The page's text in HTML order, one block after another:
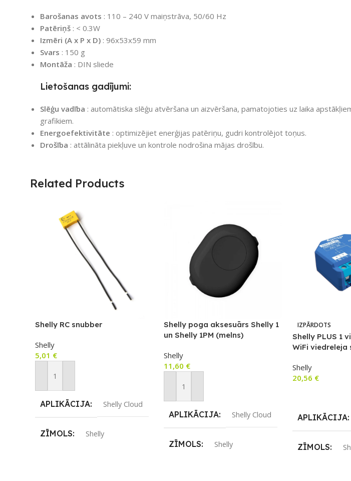
Barošanas avots : 110 – 240 V maiņstrāva, 50/60 Hz
Patēriņš : < 0.3W
Izmēri (A x P x D) : 96x53x59 mm
Svars : 150 g
Montāža : DIN sliede
Lietošanas gadījumi:
Slēģu vadība : automātiska slēģu atvēršana un aizvēršana, pamatojoties uz laika
grafikiem.
Energoefektivitāte : optimizējiet enerģijas patēriņu, gudri kontrolējot toņus.
Drošība : attālināta piekļuve un kontrole nodrošina mājas drošību.
Related Products
Shelly RC snubber
Shelly
5,01 €
Pievienot Grozam
APLIKĀCIJA Shelly Cloud
ZĪMOLS Shelly
Shelly poga aksesuārs Shelly 1
un Shelly 1PM (melns)
Shelly
11,60 €
Pievienot Grozam
APLIKĀCIJA Shelly Cloud
ZĪMOLS Shelly
IZPĀRDOTS
Shelly PLUS 1
WiFi viedreleja
Shelly
20,56 €
APLIKĀCIJA
ZĪMOLS